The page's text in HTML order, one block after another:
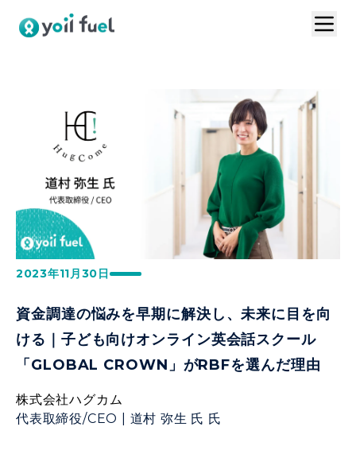
お問い合わせ
導入事例
VC連携プラン
1分で資料請求
お見積りはこちら
2023年11月30日
資金調達の悩みを早期に解決し、未来に目を向
ける｜子ども向けオンライン英会話スクール
「GLOBAL CROWN」がRBFを選んだ理由
株式会社ハグカム
代表取締役/CEO
道村 弥生 氏 氏